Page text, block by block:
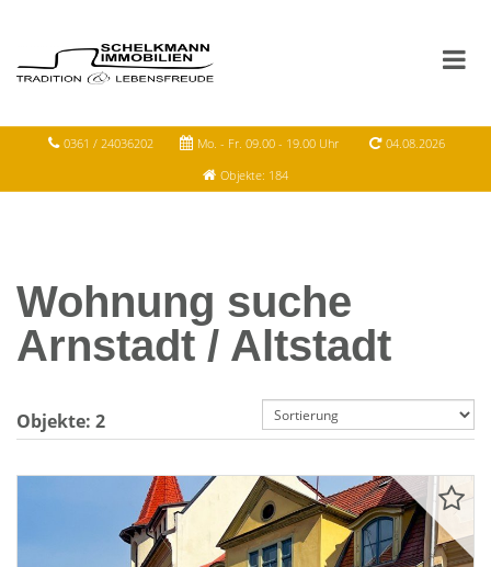
0361 / 24036202 Mo. - Fr. 09.00 - 19.00 Uhr
04.08.2026
Objekte: 184
Wohnung suche
Arnstadt / Altstadt
Objekte: 2